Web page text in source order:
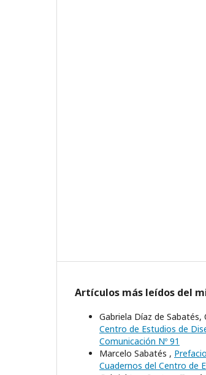
Artículos más leídos del
Gabriela Díaz de
Centro de Estudios de
Comunicación Nº 91
Marcelo Sabatés , Prefacio
Cuadernos del Centro de